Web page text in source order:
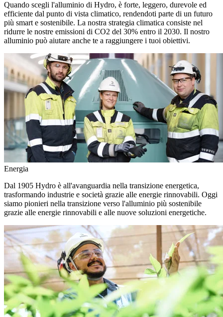
Quando scegli l'alluminio di Hydro, è forte, leggero, durevole ed
efficiente dal punto di vista climatico, rendendoti parte di un futuro
più smart e sostenibile. La nostra strategia climatica consiste nel
ridurre le nostre emissioni di CO2 del 30% entro il 2030. Il nostro
alluminio può aiutare anche te a raggiungere i tuoi obiettivi.
Energia
Dal 1905 Hydro è all'avanguardia nella transizione energetica,
trasformando industrie e società grazie alle energie rinnovabili. Oggi
siamo pionieri nella transizione verso l'alluminio più sostenibile
grazie alle energie rinnovabili e alle nuove soluzioni energetiche.